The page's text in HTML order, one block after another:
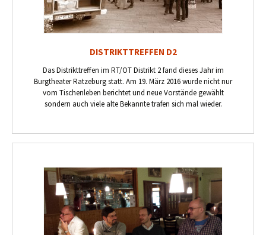
DISTRIKTTREFFEN D2
Das Distrikttreffen im RT/OT Distrikt 2 fand dieses Jahr im
Burgtheater Ratzeburg statt. Am 19. März 2016 wurde nicht nur
vom Tischenleben berichtet und neue Vorstände gewählt
sondern auch viele alte Bekannte trafen sich mal wieder.